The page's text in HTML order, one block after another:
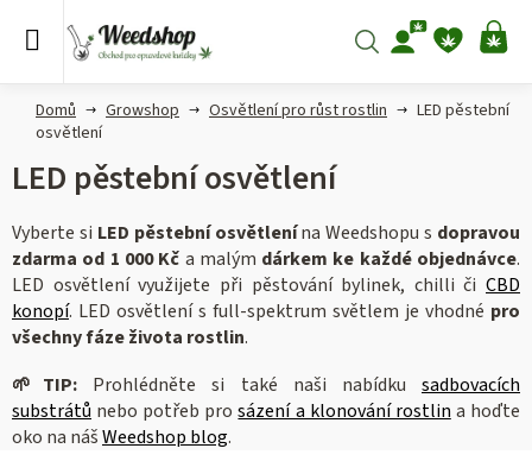
Hledat
Domů Growshop Osvětlení pro růst rostlin
LED pěstební
osvětlení
LED pěstební osvětlení
Vyberte si LED pěstební osvětlenína Weedshopu s dopravou
zdarma od 1 000 Kč a malým dárkem ke každé objednávce.
LED osvětlení využijete při pěstování bylinek, chilli či CBD
konopí. LED osvětlení s full-spektrum světlem je vhodné pro
všechny fáze života rostlin.
🌱 TIP: Prohlédněte si také naši nabídkusadbovacích
substrátů nebo potřeb prosázení a klonování rostlin a hoďte
oko na nášWeedshop blog.